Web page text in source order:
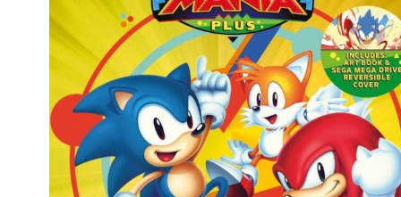
CASE FANS
LIQUID COOLERS
CPU COOLERS
ΕΙΚΟΝΑ-ΗΧΟΣ
ACCESSORIES
GAMING